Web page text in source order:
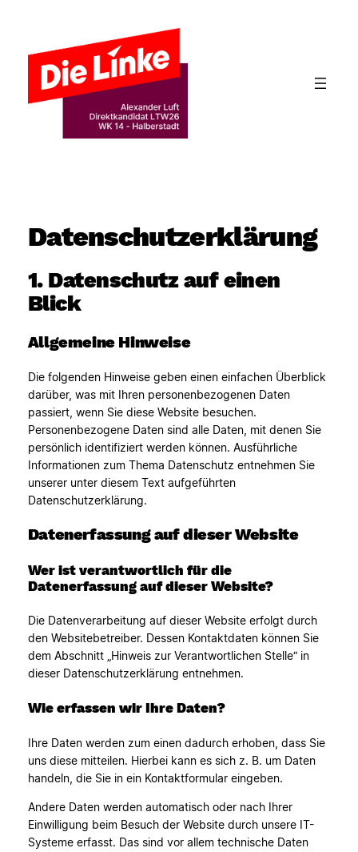
springen
Datenschutz­erklärung
1. Datenschutz auf einen
Blick
Allgemeine Hinweise
Die folgenden Hinweise geben einen einfachen Überblick
darüber, was mit Ihren personenbezogenen Daten
passiert, wenn Sie diese Website besuchen.
Personenbezogene Daten sind alle Daten, mit denen Sie
persönlich identifiziert werden können. Ausführliche
Informationen zum Thema Datenschutz entnehmen Sie
unserer unter diesem Text aufgeführten
Datenschutzerklärung.
Datenerfassung auf dieser Website
Wer ist verantwortlich für die
Datenerfassung auf dieser Website?
Die Datenverarbeitung auf dieser Website erfolgt durch
den Websitebetreiber. Dessen Kontaktdaten können Sie
dem Abschnitt „Hinweis zur Verantwortlichen Stelle“ in
dieser Datenschutzerklärung entnehmen.
Wie erfassen wir Ihre Daten?
Ihre Daten werden zum einen dadurch erhoben, dass Sie
uns diese mitteilen. Hierbei kann es sich z. B. um Daten
handeln, die Sie in ein Kontaktformular eingeben.
Andere Daten werden automatisch oder nach Ihrer
Einwilligung beim Besuch der Website durch unsere IT-
Systeme erfasst. Das sind vor allem technische Daten